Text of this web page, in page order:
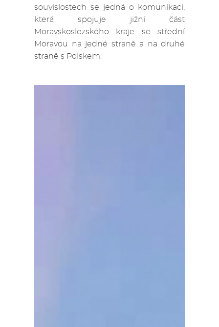
souvislostech se jedná o komunikaci,
která spojuje jižní část
Moravskoslezského kraje se střední
Moravou na jedné straně a na druhé
straně s Polskem.